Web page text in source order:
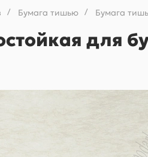
/ Бумага тишью / Бумага
для